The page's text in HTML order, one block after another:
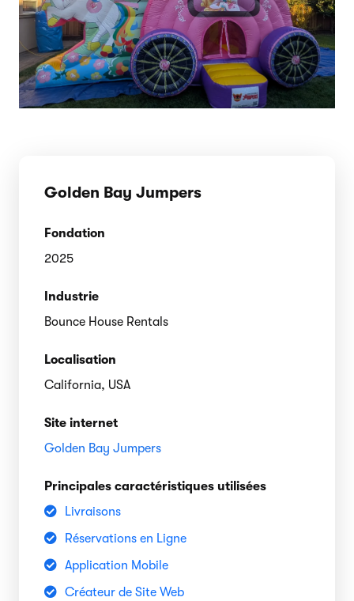
Golden Bay Jumpers
Fondation
2025
Industrie
Bounce House Rentals
Localisation
California, USA
Site internet
Golden Bay Jumpers
Principales caractéristiques utilisées
Livraisons
Réservations en Ligne
Application Mobile
Créateur de Site Web